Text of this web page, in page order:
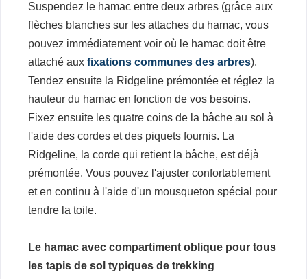
Suspendez le hamac entre deux arbres (grâce aux
flèches blanches sur les attaches du hamac, vous
pouvez immédiatement voir où le hamac doit être
attaché aux fixations communes des arbres).
Tendez ensuite la Ridgeline prémontée et réglez la
hauteur du hamac en fonction de vos besoins.
Fixez ensuite les quatre coins de la bâche au sol à
l'aide des cordes et des piquets fournis. La
Ridgeline, la corde qui retient la bâche, est déjà
prémontée. Vous pouvez l'ajuster confortablement
et en continu à l'aide d'un mousqueton spécial pour
tendre la toile.
Le hamac avec compartiment oblique pour tous
les tapis de sol typiques de trekking